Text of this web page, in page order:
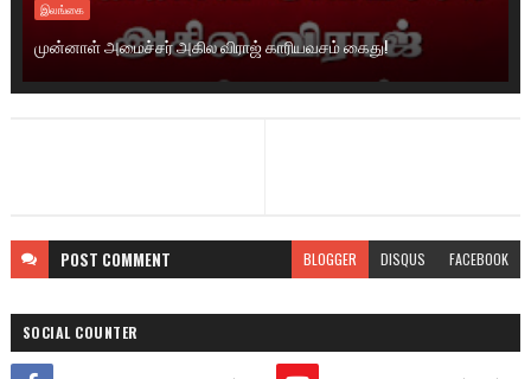
இலங்கை
முன்னாள் அமைச்சர் அகில விராஜ் காரியவசம் கைது!
POST COMMENT BLOGGER DISQUS FACEBOOK
SOCIAL COUNTER